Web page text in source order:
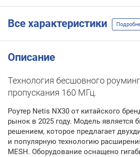
Все характеристики
Описание
Технология бесшовного
пропускания 160 МГц.
Роутер Netis NX30 от китайского
рынок в 2025 году. Модель является
решением, которое предлагает
и популярную технологию
MESH. Оборудование оснащено